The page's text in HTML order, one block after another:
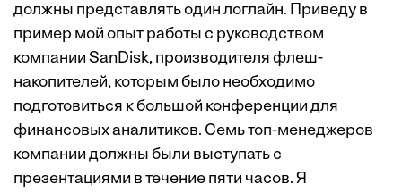
должны представлять один логлайн. Приведу в
пример мой опыт работы с руководством
компании SanDisk, производителя флеш-
накопителей, которым было необходимо
подготовиться к большой конференции для
финансовых аналитиков. Семь топ-менеджеров
компании должны были выступать с
презентациями в течение пяти часов. Я